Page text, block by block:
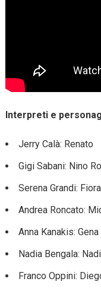
Interpreti e
Jerry Calà: Renato
Gigi Sabani: Nino
Serena Grandi:
Andrea Roncato:
Anna Kanakis: Gena
Nadia Bengala:
Franco Oppini: